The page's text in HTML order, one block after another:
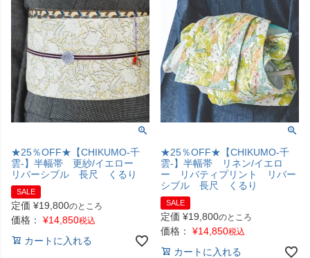
★25％OFF★【CHIKUMO-千
雲-】半幅帯 更紗/イエロー
リバーシブル 長尺 くるり
SALE
定価 ¥19,800のところ
価格： ¥14,850税込
カートに入れる
★25％OFF★【CHIKUMO-千
雲-】半幅帯 リネン/イエロ
ー リバティプリント リバー
シブル 長尺 くるり
SALE
定価 ¥19,800のところ
価格： ¥14,850税込
カートに入れる